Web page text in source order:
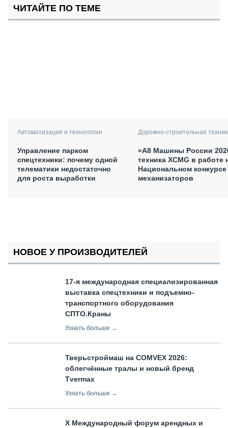
ЧИТАЙТЕ ПО ТЕМЕ
Автоматизация и технологии
Управление парком
спецтехники: почему одной
телематики недостаточно
для роста выработки
Дорожно-строительная
«А8 Машины России
техника XCMG в работе
Национальном конкурсе
механизаторов
НОВОЕ У ПРОИЗВОДИТЕЛЕЙ
17-я международная специализированная
выставка спецтехники и подъемно-
транспортного оборудования
СПТО.Краны
Узнать больше →
Тверьстроймаш на COMVEX 2026:
облегчённые тралы и новый бренд
Tvermax
Узнать больше →
X Международный форум арендных и